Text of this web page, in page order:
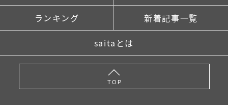
ランキング 新着記事一覧
saitaとは
TOP